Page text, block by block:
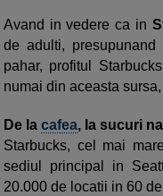
Avand in vedere ca in
de adulti,
pahar, profitul
numai din aceasta
De la cafea, la sucuri
Starbucks, cel mai
sediul principal in
20.000 de locatii in 60